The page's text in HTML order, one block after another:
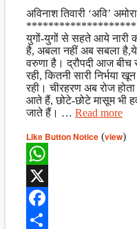
Share
अविनाश तिवारी ‘अवि’
युगों-युगों से सहते आये नारी
है, अबला नहीं अब सबला है,ये
वरुणा है। द्रौपदी आज बीच
रही, कितनी सारी निर्भया
रही। चीरहरण अब रोज
आते हैं, छोटे-छोटे मासूम भी
जाते हैं। … Read more
Like Button Notice (view)
WhatsApp
X
Facebook